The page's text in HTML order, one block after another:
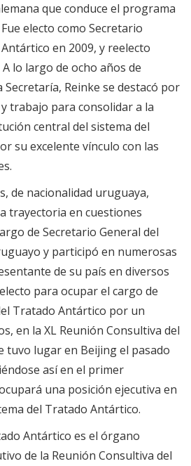
que conduce el programa
electo como Secretario
en 2009, y reelecto
lo largo de ocho años de
Reinke se destacó por
trabajo para consolidar a la
central del sistema del
su excelente vínculo con las
de nacionalidad uruguaya,
trayectoria en cuestiones
de Secretario General del
y participó en numerosas
de su país en diversos
para ocupar el cargo de
Tratado Antártico por un
en la XL Reunión Consultiva del
tuvo lugar en Beijing el pasado
así en el primer
una posición ejecutiva en
del Tratado Antártico.
Antártico es el órgano
de la Reunión Consultiva del